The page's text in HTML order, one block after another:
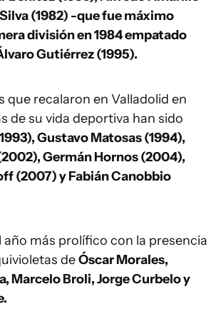
Silva (1982) -que fue máximo
división en 1984 empatado
Gutiérrez (1995).
que recalaron en Valladolid en
de su vida deportiva han sido
Gustavo Matosas (1994),
Germán Hornos (2004),
(2007) y Fabián Canobbio
año más prolífico con la presencia
deÓscar Morales,
Marcelo Broli, Jorge Curbelo y